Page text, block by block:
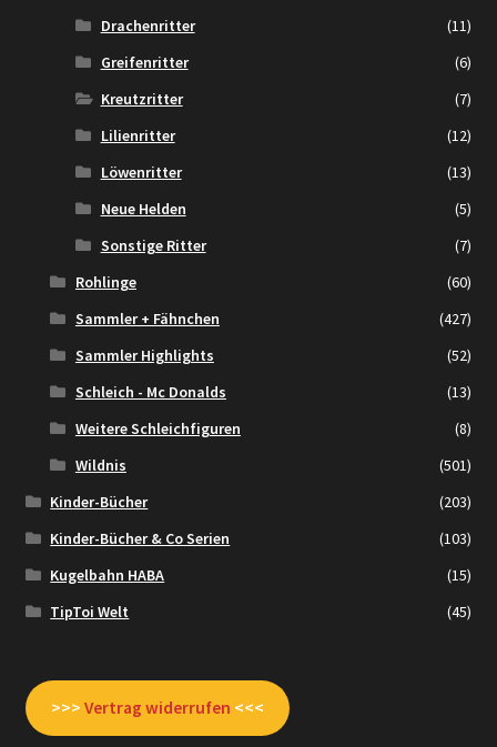
Drachenritter
(11)
Greifenritter
(6)
Kreutzritter
(7)
Lilienritter
(12)
Löwenritter
(13)
Neue Helden
(5)
Sonstige Ritter
(7)
Rohlinge
(60)
Sammler + Fähnchen
(427)
Sammler Highlights
(52)
Schleich - Mc Donalds
(13)
Weitere Schleichfiguren
(8)
Wildnis
(501)
Kinder-Bücher
(203)
Kinder-Bücher & Co Serien
(103)
Kugelbahn HABA
(15)
TipToi Welt
(45)
>>> Vertrag widerrufen <<<